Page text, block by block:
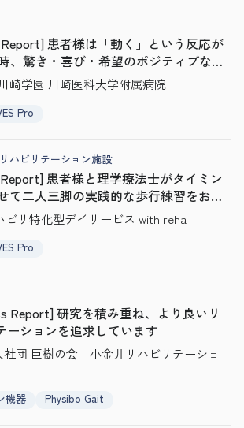
Report] 患者様は「動く」という反応が
、驚き・喜び・希望のポジティブな反
崎学園 川崎医科大学附属病院
Pro
ハビリテーション施設
患者様と理学療法士がタイミン
て二人三脚の実践的な歩行練習をおこ
ビリ特化型デイサービス with reha
Pro
Report] 研究を積み重ね、より良いリ
ーションを追求しています
社団 巨樹の会 小金井リハビリテーショ
機器 Physibo Gait